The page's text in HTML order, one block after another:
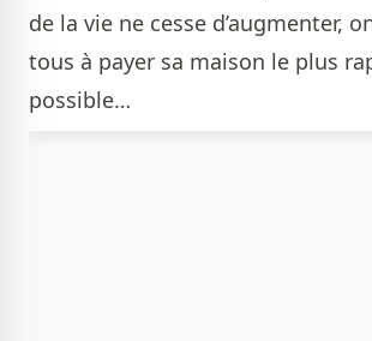
de la vie ne cesse d’augmenter,
tous à payer sa maison le plus
possible…